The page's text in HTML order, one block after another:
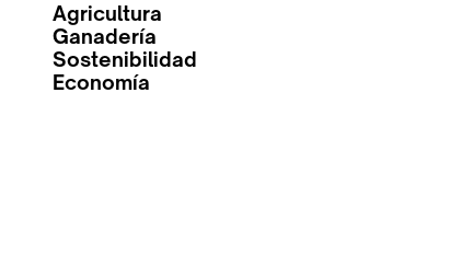
Agricultura
Ganadería
Sostenibilidad
Economía